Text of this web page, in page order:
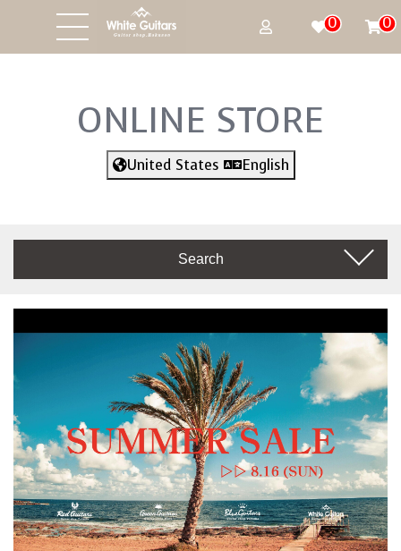
0 0
ONLINE STORE
United States English
Search